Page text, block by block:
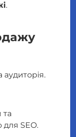
.
для SEO.